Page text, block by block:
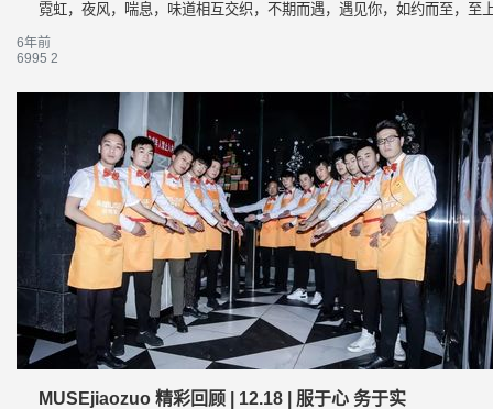
霓虹，夜风，喘息，味道相互交织，不期而遇，遇见你，如约而至，至
6年前
6995 2
MUSEjiaozuo 精彩回顾 | 12.18 | 服于心 务于实